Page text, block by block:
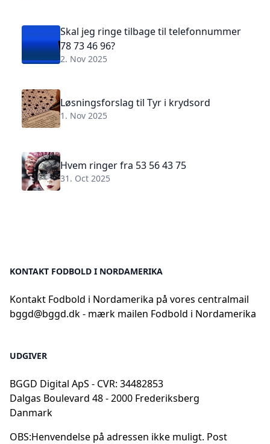
Skal jeg ringe tilbage til telefonnummer
78 73 46 96?
2. Nov 2025
Løsningsforslag til Tyr i krydsord
1. Nov 2025
Hvem ringer fra 53 56 43 75
31. Oct 2025
KONTAKT FODBOLD I NORDAMERIKA
Kontakt Fodbold i Nordamerika på vores centralmail
bggd@bggd.dk- mærk mailen Fodbold i Nordamerika
UDGIVER
BGGD Digital ApS - CVR: 34482853
Dalgas Boulevard 48 - 2000 Frederiksberg
Danmark
OBS:Henvendelse på adressen ikke muligt. Post